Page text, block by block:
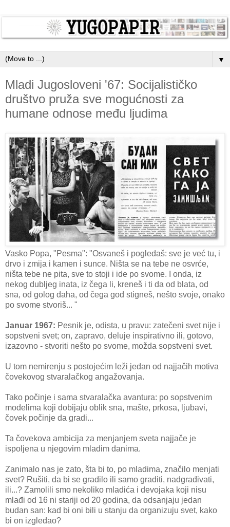
▼
Mladi Jugosloveni '67: Socijalističko
društvo pruža sve mogućnosti za
humane odnose među ljudima
Vasko Popa, "Pesma": "Osvaneš i pogledaš: sve je već tu, i
drvo i zmija i kamen i sunce. Ništa se na tebe ne osvrće,
ništa tebe ne pita, sve to stoji i ide po svome. I onda, iz
nekog dubljeg inata, iz čega li, kreneš i ti da od blata, od
sna, od golog daha, od čega god stigneš, nešto svoje, onako
po svome stvoriš... "
Januar 1967: Pesnik je, odista, u pravu: zatečeni svet nije i
sopstveni svet; on, zapravo, deluje inspirativno ili, gotovo,
izazovno - stvoriti nešto po svome, možda sopstveni svet.
U tom nemirenju s postojećim leži jedan od najjačih motiva
čovekovog stvaralačkog angažovanja.
Tako počinje i sama stvaralačka avantura: po sopstvenim
modelima koji dobijaju oblik sna, mašte, prkosa, ljubavi,
čovek počinje da gradi...
Ta čovekova ambicija za menjanjem sveta najjače je
ispoljena u njegovim mladim danima.
Zanimalo nas je zato, šta bi to, po mladima, značilo menjati
svet? Rušiti, da bi se gradilo ili samo graditi, nadgrađivati,
ili...? Zamolili smo nekoliko mladića i devojaka koji nisu
mlađi od 16 ni stariji od 20 godina, da odsanjaju jedan
budan san: kad bi oni bili u stanju da organizuju svet, kako
bi on izgledao?